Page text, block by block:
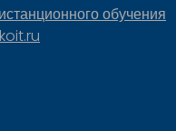
обучения